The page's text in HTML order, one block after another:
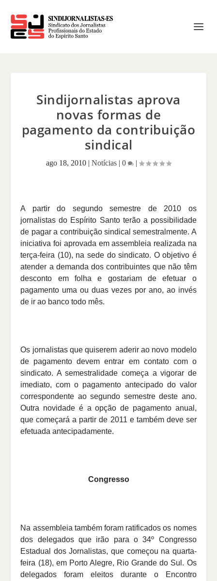
Sindijornalistas aprova
novas formas de
pagamento da contribuição
sindical
ago 18, 2010 | Notícias | 0 |
A partir do segundo semestre de 2010 os
jornalistas do Espírito Santo terão a possibilidade
de pagar a contribuição sindical semestralmente. A
iniciativa foi aprovada em assembleia realizada na
terça-feira (10), na sede do sindicato. O objetivo é
atender a demanda dos contribuintes que não têm
desconto em folha e gostariam de efetuar o
pagamento uma ou duas vezes por ano, ao invés
de ir ao banco todo mês.
Os jornalistas que quiserem aderir ao novo modelo
de pagamento devem entrar em contato com o
sindicato. A semestralidade começa a vigorar de
imediato, com o pagamento antecipado do valor
correspondente ao segundo semestre deste ano.
Outra novidade é a opção de pagamento anual,
que começará a partir de 2011 e também deve ser
efetuada antecipadamente.
Congresso
Na assembleia também foram ratificados os nomes
dos delegados que irão para o 34º Congresso
Estadual dos Jornalistas, que começou na quarta-
feira (18), em Porto Alegre, Rio Grande do Sul. Os
delegados foram eleitos durante o Encontro